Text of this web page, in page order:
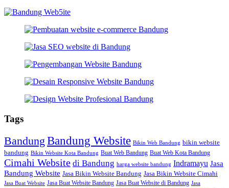
Tags
Bandung Bandung Website Bikin Web Bandung bikin website
bandung Bikin Website Kota Bandung Buat Web Bandung Buat Web Kota Bandung
Cimahi Website di Bandung harga website bandung Indramayu Jasa
Bandung Website Jasa Bikin Website Bandung Jasa Bikin Website Cimahi
Jasa Buat Website Jasa Buat Website Bandung Jasa Buat Website di Bandung Jasa